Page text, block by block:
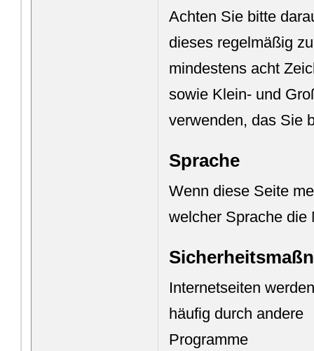
Achten Sie bitte
dieses regelmäßig
mindestens acht
sowie Klein- und
verwenden, das Sie
Sprache
Wenn diese Seite
welcher Sprache die
Internetseiten
häufig durch andere
Programme